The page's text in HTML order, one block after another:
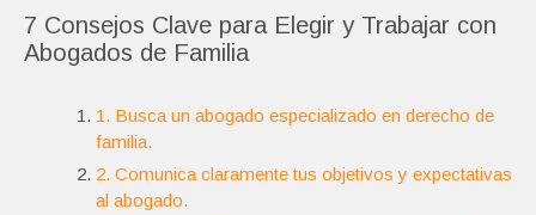
7 Consejos Clave para Elegir y Trabajar con
Abogados de Familia
1. Busca un abogado especializado en derecho de
familia.
2. Comunica claramente tus objetivos y expectativas
al abogado.